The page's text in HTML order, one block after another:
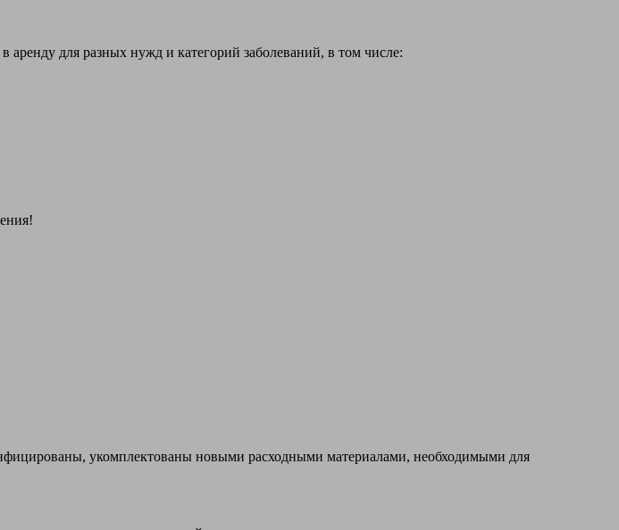
для разных нужд и категорий заболеваний, в том числе:
!
укомплектованы новыми расходными материалами, необходимыми для